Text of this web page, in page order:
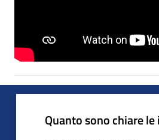
Quanto sono chiare